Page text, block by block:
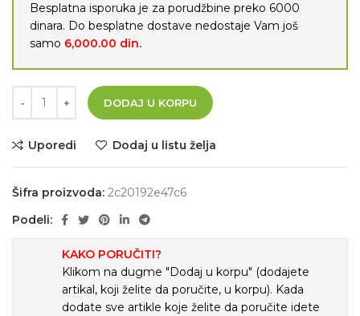
Besplatna isporuka je za porudžbine preko 6000
dinara. Do besplatne dostave nedostaje Vam još
samo 6,000.00 din.
DODAJ U KORPU
Uporedi Dodaj u listu želja
Šifra proizvoda: 2c20192e47c6
Podeli:
KAKO PORUČITI?
Klikom na dugme "Dodaj u korpu" (dodajete
artikal, koji želite da poručite, u korpu). Kada
dodate sve artikle koje želite da poručite idete